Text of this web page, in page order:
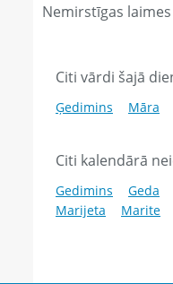
Nemirstīgas
Citi vārdi šajā
Ģedimins Māra
Citi kalendārā
Gedimins Geda
Marijeta
Marite